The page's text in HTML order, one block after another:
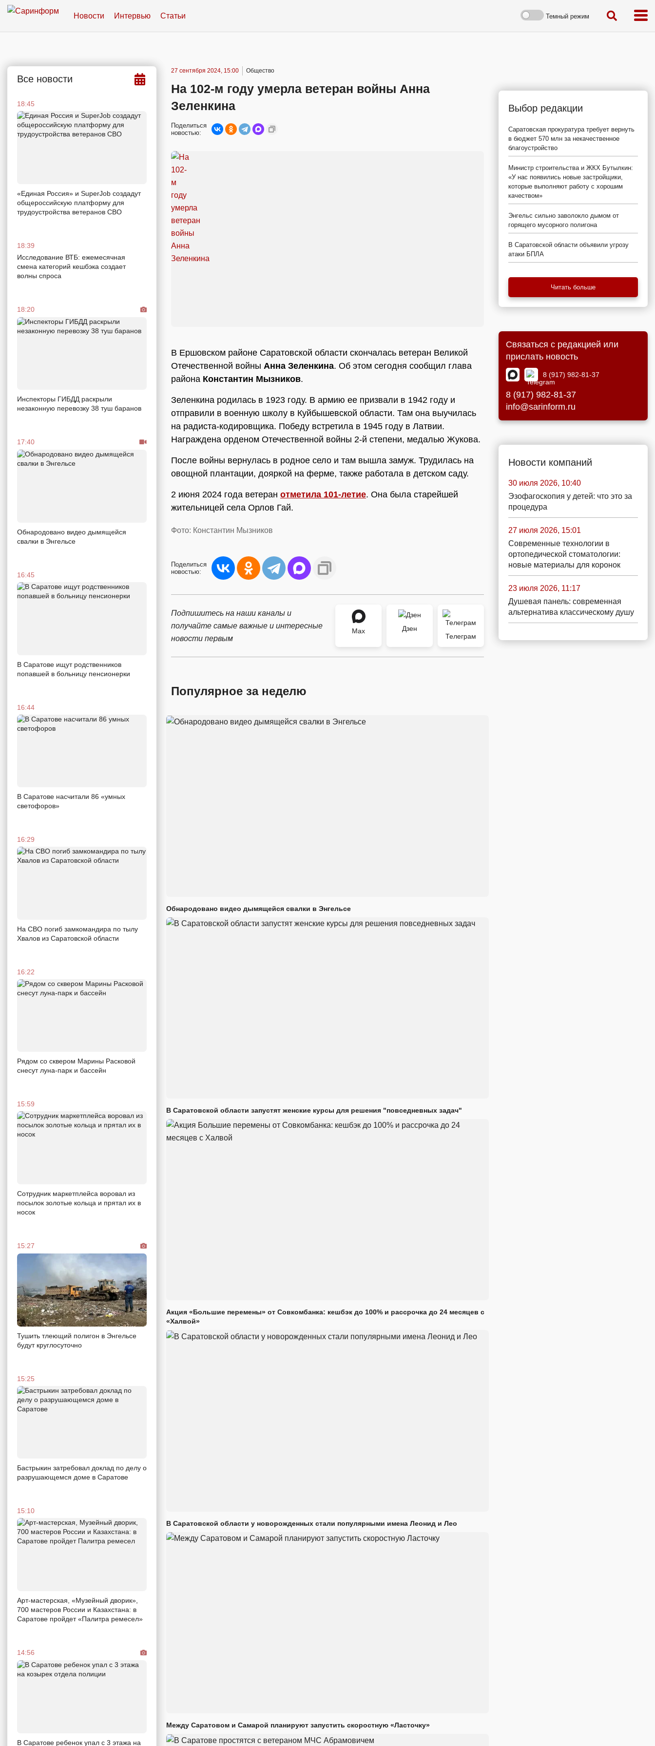
Новости Интервью Статьи Темный режим
Все новости
18:45
«Единая Россия» и SuperJob создадут
общероссийскую платформу для
трудоустройства ветеранов СВО
18:39
Исследование ВТБ: ежемесячная
смена категорий кешбэка создает
волны спроса
18:20
Инспекторы ГИБДД раскрыли
незаконную перевозку 38 туш баранов
17:40
Обнародовано видео дымящейся
свалки в Энгельсе
16:45
В Саратове ищут родственников
попавшей в больницу пенсионерки
16:44
В Саратове насчитали 86 «умных
светофоров»
16:29
На СВО погиб замкомандира по тылу
Хвалов из Саратовской области
16:22
Рядом со сквером Марины Расковой
снесут луна-парк и бассейн
15:59
Сотрудник маркетплейса воровал из
посылок золотые кольца и прятал их в
носок
15:27
Тушить тлеющий полигон в Энгельсе
будут круглосуточно
15:25
Бастрыкин затребовал доклад по делу о
разрушающемся доме в Саратове
15:10
Арт-мастерская, «Музейный дворик»,
700 мастеров России и Казахстана: в
Саратове пройдет «Палитра ремесел»
14:56
В Саратове ребенок упал с 3 этажа на
27 сентября 2024, 15:00 Общество
На 102-м году умерла ветеран войны Анна
Зеленкина
Поделиться
новостью:
В Ершовском районе Саратовской области скончалась ветеран Великой
Отечественной войны Анна Зеленкина. Об этом сегодня сообщил глава
района Константин Мызников.
Зеленкина родилась в 1923 году. В армию ее призвали в 1942 году и
отправили в военную школу в Куйбышевской области. Там она выучилась
на радиста-кодировщика. Победу встретила в 1945 году в Латвии.
Награждена орденом Отечественной войны 2-й степени, медалью Жукова.
После войны вернулась в родное село и там вышла замуж. Трудилась на
овощной плантации, дояркой на ферме, также работала в детском саду.
2 июня 2024 года ветеран отметила 101-летие. Она была старейшей
жительницей села Орлов Гай.
Фото: Константин Мызников
Поделиться
новостью:
Подпишитесь на наши каналы и
получайте самые важные и интересные
новости первым
Max
Дзен
Телеграм
Популярное за неделю
Обнародовано видео дымящейся свалки в Энгельсе
В Саратовской области запустят женские курсы для решения "повседневных задач"
Акция «Большие перемены» от Совкомбанка: кешбэк до 100% и рассрочка до 24 месяцев с
«Халвой»
В Саратовской области у новорожденных стали популярными имена Леонид и Лео
Между Саратовом и Самарой планируют запустить скоростную «Ласточку»
Выбор редакции
Саратовская прокуратура требует вернуть
в бюджет 570 млн за некачественное
благоустройство
Министр строительства и ЖКХ Бутылкин:
«У нас появились новые застройщики,
которые выполняют работу с хорошим
качеством»
Энгельс сильно заволокло дымом от
горящего мусорного полигона
В Саратовской области объявили угрозу
атаки БПЛА
Читать больше
Связаться с редакцией или
прислать новость
8 (917) 982-81-37
8 (917) 982-81-37
info@sarinform.ru
Новости компаний
30 июля 2026, 10:40
Эзофагоскопия у детей: что это за
процедура
27 июля 2026, 15:01
Современные технологии в
ортопедической стоматологии:
новые материалы для коронок
23 июля 2026, 11:17
Душевая панель: современная
альтернатива классическому душу